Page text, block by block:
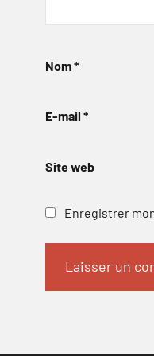
Nom*
E-mail *
Site web
Enregistrer